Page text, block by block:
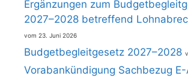
Ergänzungen zum
2027–2028 betreffend
23. Juni 2026
Budgetbegleitgesetz 2027–2028
Vorabankündigung Sachbezug